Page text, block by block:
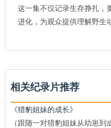
这一集不仅记录生存挣扎，
进化，为观众提供理解野生
相关纪录片推荐
《猎豹姐妹的成长》
（跟随一对猎豹姐妹从幼崽到